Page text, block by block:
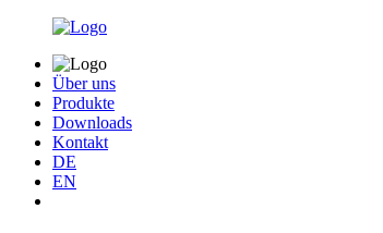
Über uns
Produkte
Downloads
Kontakt
DE
EN